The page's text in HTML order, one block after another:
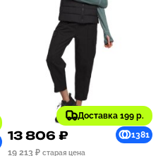
Доставка 199 р.
13 806 ₽
1381
19 213 ₽ старая цена